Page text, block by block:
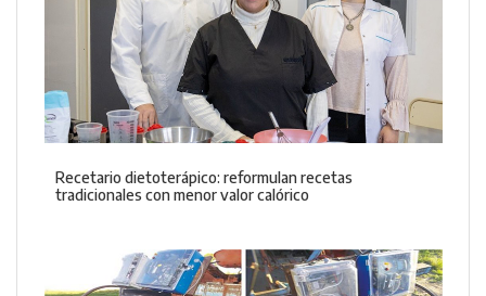
Recetario dietoterápico: reformulan recetas
tradicionales con menor valor calórico